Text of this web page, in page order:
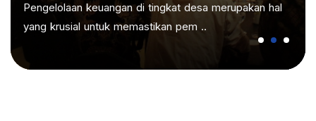
Pengelolaan keuangan di tingkat desa merupakan hal
yang krusial untuk memastikan pem ..